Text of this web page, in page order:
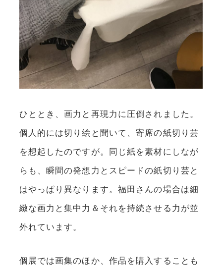
ひととき、画力と再現力に圧倒されました。
個人的には切り絵と聞いて、寄席の紙切り芸
を想起したのですが。同じ紙を素材にしなが
らも、瞬間の発想力とスピードの紙切り芸と
はやっぱり異なります。福田さんの場合は細
緻な画力と集中力＆それを持続させる力が並
外れています。
個展では画集のほか、作品を購入することも